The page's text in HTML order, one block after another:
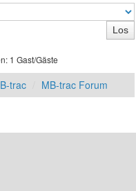
1 Gast/Gäste
trac MB-trac Forum